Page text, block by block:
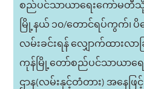
စည်ပင်သာယာရေးကော်မတီ
မြို့နယ် ၁၀/တောင်ရပ်ကွက်၊
လမ်းခင်းရန် လျှောက်ထားလ
ကုန်မြို့တော်စည်ပင်သာယာရေ
ဌာန(လမ်းနှင့်တံတား) အနေဖ